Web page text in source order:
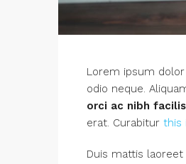
Lorem ipsum
odio neque.
orci ac nibh
erat. Curabitur this
Duis mattis